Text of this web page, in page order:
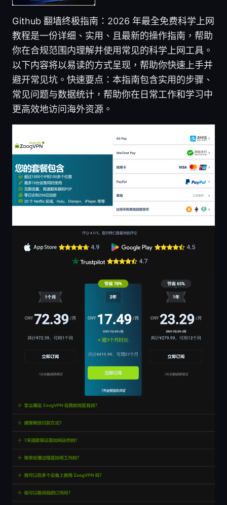
Github 翻墙终极指南：2026 年最全免费科学上网
教程是一份详细、实用、且最新的操作指南，帮助
你在合规范围内理解并使用常见的科学上网工具。
以下内容将以易读的方式呈现，帮助你快速上手并
避开常见坑。快速要点：本指南包含实用的步骤、
常见问题与数据统计，帮助你在日常工作和学习中
更高效地访问海外资源。